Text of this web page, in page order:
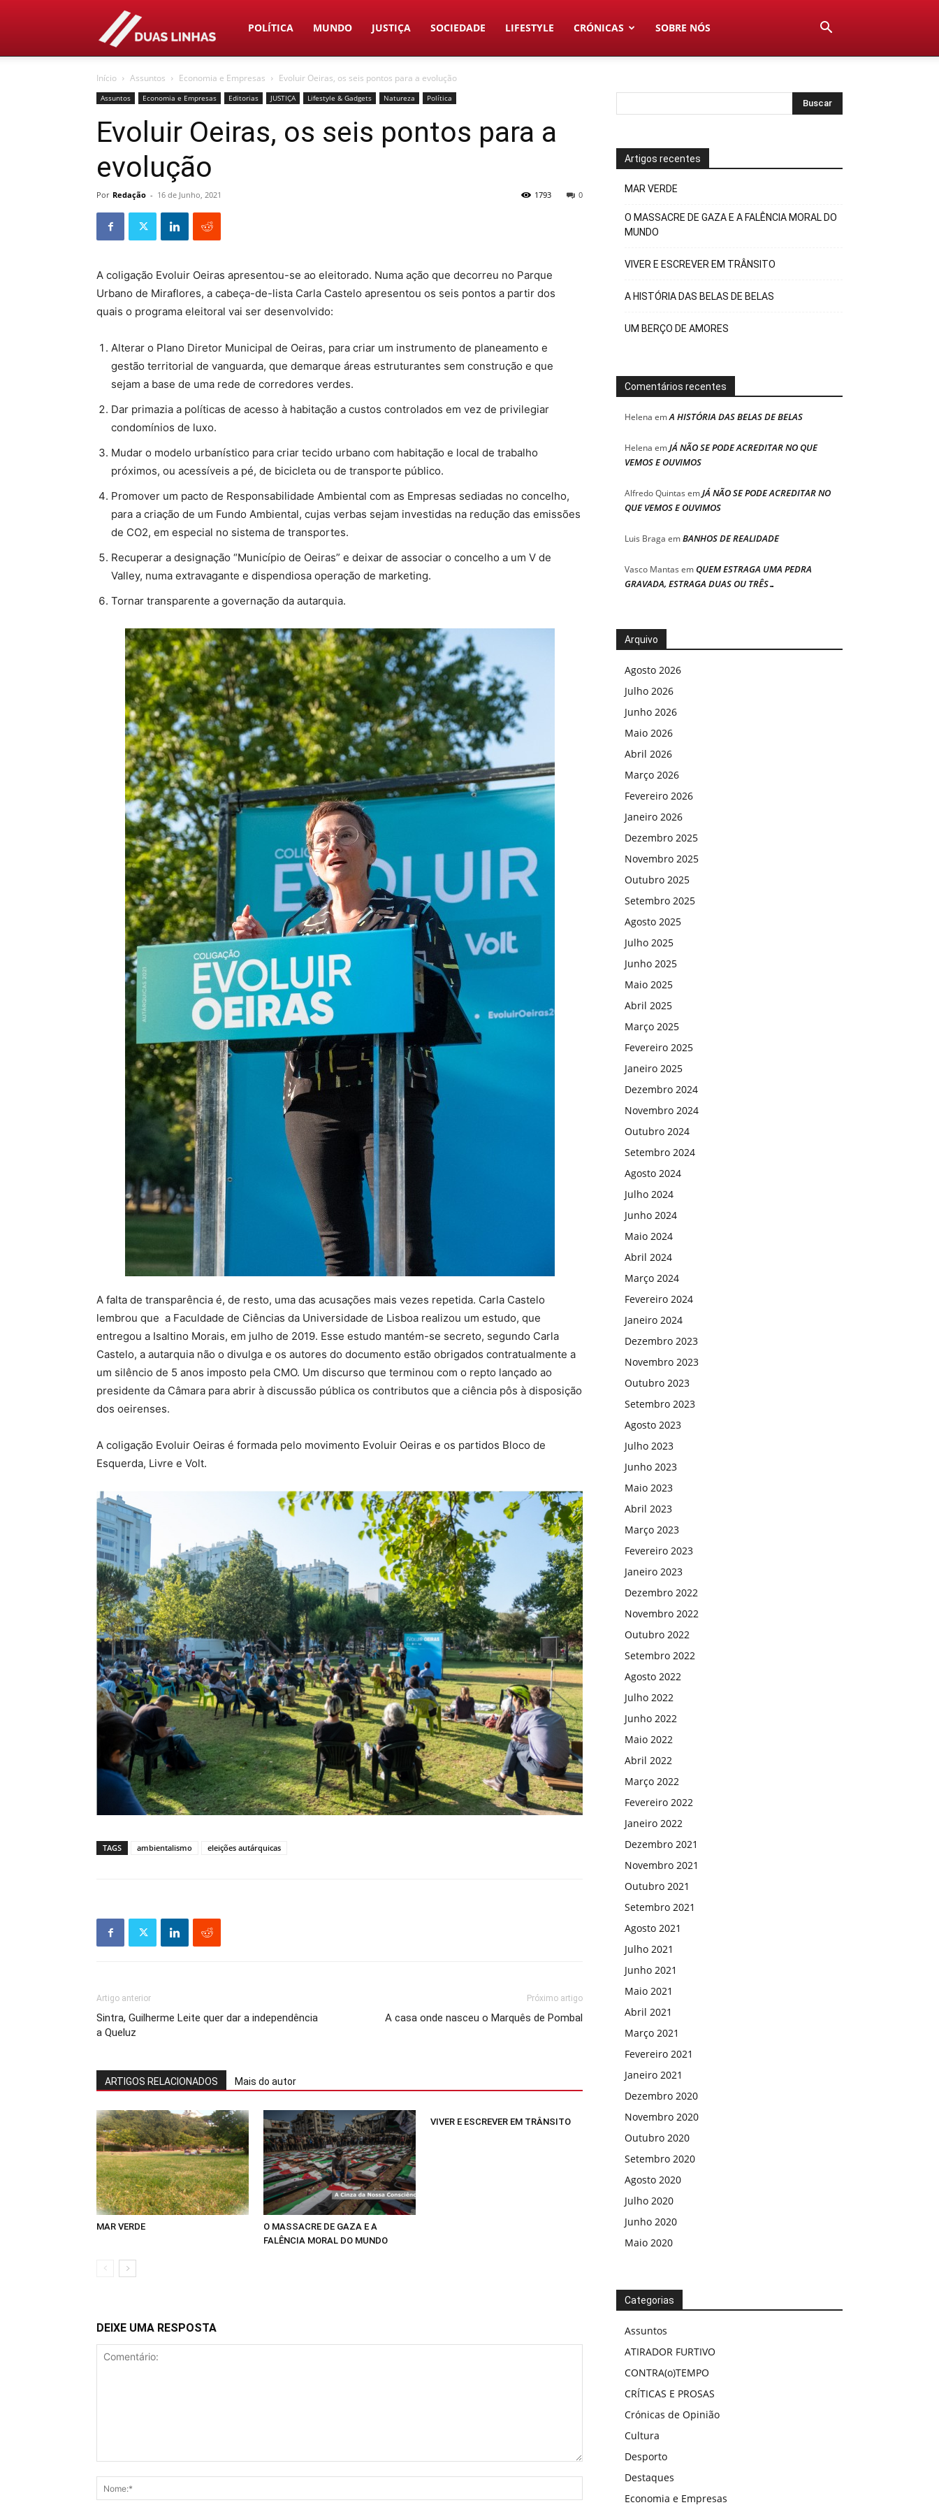
Duas
Linhas
POLÍTICA MUNDO JUSTIÇA SOCIEDADE LIFESTYLE CRÓNICAS SOBRE NÓS
Início Assuntos Economia e Empresas Evoluir Oeiras, os seis pontos para a evolução
Assuntos Economia e Empresas Editorias JUSTIÇA Lifestyle & Gadgets Natureza Política
Evoluir Oeiras, os seis pontos para a
evolução
Por Redação - 16 de Junho, 2021 0
1793
A coligação Evoluir Oeiras apresentou-se ao eleitorado. Numa ação que decorreu no Parque
Urbano de Miraflores, a cabeça-de-lista Carla Castelo apresentou os seis pontos a partir dos
quais o programa eleitoral vai ser desenvolvido:
Alterar o Plano Diretor Municipal de Oeiras, para criar um instrumento de planeamento e
gestão territorial de vanguarda, que demarque áreas estruturantes sem construção e que
sejam a base de uma rede de corredores verdes.
Dar primazia a políticas de acesso à habitação a custos controlados em vez de privilegiar
condomínios de luxo.
Mudar o modelo urbanístico para criar tecido urbano com habitação e local de trabalho
próximos, ou acessíveis a pé, de bicicleta ou de transporte público.
Promover um pacto de Responsabilidade Ambiental com as Empresas sediadas no concelho,
para a criação de um Fundo Ambiental, cujas verbas sejam investidas na redução das emissões
de CO2, em especial no sistema de transportes.
Recuperar a designação “Município de Oeiras” e deixar de associar o concelho a um V de
Valley, numa extravagante e dispendiosa operação de marketing.
Tornar transparente a governação da autarquia.
A falta de transparência é, de resto, uma das acusações mais vezes repetida. Carla Castelo
lembrou que a Faculdade de Ciências da Universidade de Lisboa realizou um estudo, que
entregou a Isaltino Morais, em julho de 2019. Esse estudo mantém-se secreto, segundo Carla
Castelo, a autarquia não o divulga e os autores do documento estão obrigados contratualmente a
um silêncio de 5 anos imposto pela CMO. Um discurso que terminou com o repto lançado ao
presidente da Câmara para abrir à discussão pública os contributos que a ciência pôs à disposição
dos oeirenses.
A coligação Evoluir Oeiras é formada pelo movimento Evoluir Oeiras e os partidos Bloco de
Esquerda, Livre e Volt.
TAGS ambientalismo eleições autárquicas
Artigo anterior
Sintra, Guilherme Leite quer dar a independência
a Queluz
Próximo artigo
A casa onde nasceu o Marquês de Pombal
ARTIGOS RELACIONADOS Mais do autor
MAR VERDE
O MASSACRE DE GAZA E A
FALÊNCIA MORAL DO MUNDO
VIVER E ESCREVER EM TRÂNSITO
DEIXE UMA RESPOSTA
Artigos recentes
MAR VERDE
O MASSACRE DE GAZA E A FALÊNCIA MORAL DO
MUNDO
VIVER E ESCREVER EM TRÂNSITO
A HISTÓRIA DAS BELAS DE BELAS
UM BERÇO DE AMORES
Comentários recentes
Helena emA HISTÓRIA DAS BELAS DE BELAS
Helena emJÁ NÃO SE PODE ACREDITAR NO QUE
VEMOS E OUVIMOS
Alfredo Quintas emJÁ NÃO SE PODE ACREDITAR NO
QUE VEMOS E OUVIMOS
Luis Braga emBANHOS DE REALIDADE
Vasco Mantas emQUEM ESTRAGA UMA PEDRA
GRAVADA, ESTRAGA DUAS OU TRÊS…
Arquivo
Agosto 2026
Julho 2026
Junho 2026
Maio 2026
Abril 2026
Março 2026
Fevereiro 2026
Janeiro 2026
Dezembro 2025
Novembro 2025
Outubro 2025
Setembro 2025
Agosto 2025
Julho 2025
Junho 2025
Maio 2025
Abril 2025
Março 2025
Fevereiro 2025
Janeiro 2025
Dezembro 2024
Novembro 2024
Outubro 2024
Setembro 2024
Agosto 2024
Julho 2024
Junho 2024
Maio 2024
Abril 2024
Março 2024
Fevereiro 2024
Janeiro 2024
Dezembro 2023
Novembro 2023
Outubro 2023
Setembro 2023
Agosto 2023
Julho 2023
Junho 2023
Maio 2023
Abril 2023
Março 2023
Fevereiro 2023
Janeiro 2023
Dezembro 2022
Novembro 2022
Outubro 2022
Setembro 2022
Agosto 2022
Julho 2022
Junho 2022
Maio 2022
Abril 2022
Março 2022
Fevereiro 2022
Janeiro 2022
Dezembro 2021
Novembro 2021
Outubro 2021
Setembro 2021
Agosto 2021
Julho 2021
Junho 2021
Maio 2021
Abril 2021
Março 2021
Fevereiro 2021
Janeiro 2021
Dezembro 2020
Novembro 2020
Outubro 2020
Setembro 2020
Agosto 2020
Julho 2020
Junho 2020
Maio 2020
Categorias
Assuntos
ATIRADOR FURTIVO
CONTRA(o)TEMPO
CRÍTICAS E PROSAS
Crónicas de Opinião
Cultura
Desporto
Destaques
Economia e Empresas